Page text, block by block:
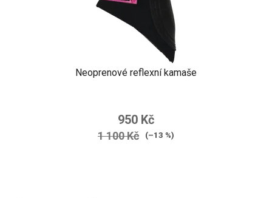
Neoprenové reflexní kamaše
950 Kč
1 100 Kč (–13 %)